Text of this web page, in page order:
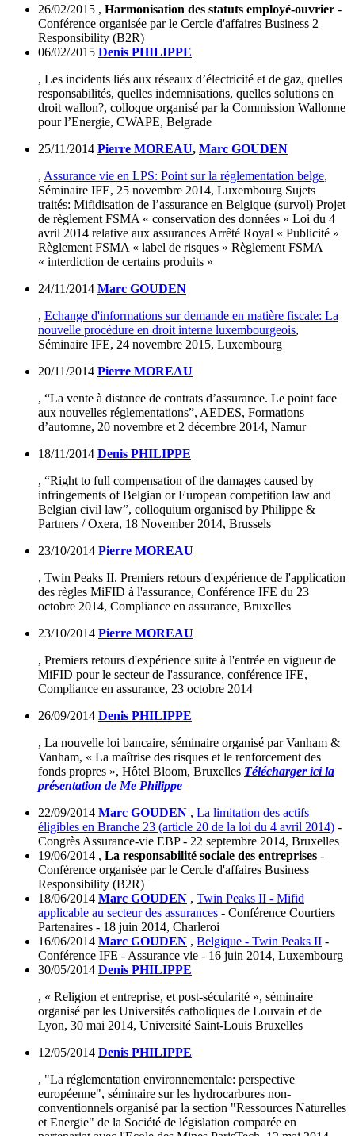
26/02/2015 , Harmonisation des statuts employé-ouvrier -
Conférence organisée par le Cercle d'affaires Business 2
Responsibility (B2R)
06/02/2015 Denis PHILIPPE
, Les incidents liés aux réseaux d’électricité et de gaz, quelles
responsabilités, quelles indemnisations, quelles solutions en
droit wallon?, colloque organisé par la Commission Wallonne
pour l’Energie, CWAPE, Belgrade
25/11/2014 Pierre MOREAU, Marc GOUDEN
, Assurance vie en LPS: Point sur la réglementation belge,
Séminaire IFE, 25 novembre 2014, Luxembourg Sujets
traités: Mifidisation de l’assurance en Belgique (survol) Projet
de règlement FSMA « conservation des données » Loi du 4
avril 2014 relative aux assurances Arrêté Royal « Publicité »
Règlement FSMA « label de risques » Règlement FSMA
« interdiction de certains produits »
24/11/2014 Marc GOUDEN
, Echange d'informations sur demande en matière fiscale: La
nouvelle procédure en droit interne luxembourgeois,
Séminaire IFE, 24 novembre 2015, Luxembourg
20/11/2014 Pierre MOREAU
, “La vente à distance de contrats d’assurance. Le point face
aux nouvelles réglementations”, AEDES, Formations
d’automne, 20 novembre et 2 décembre 2014, Namur
18/11/2014 Denis PHILIPPE
, “Right to full compensation of the damages caused by
infringements of Belgian or European competition law and
Belgian civil law”, colloquium organised by Philippe &
Partners / Oxera, 18 November 2014, Brussels
23/10/2014 Pierre MOREAU
, Twin Peaks II. Premiers retours d'expérience de l'application
des règles MiFID à l'assurance, Conférence IFE du 23
octobre 2014, Compliance en assurance, Bruxelles
23/10/2014 Pierre MOREAU
, Premiers retours d'expérience suite à l'entrée en vigueur de
MiFID pour le secteur de l'assurance, conférence IFE,
Compliance en assurance, 23 octobre 2014
26/09/2014 Denis PHILIPPE
, La nouvelle loi bancaire, séminaire organisé par Vanham &
Vanham, « La maîtrise des risques et le renforcement des
fonds propres », Hôtel Bloom, Bruxelles Télécharger ici la
présentation de Me Philippe
22/09/2014 Marc GOUDEN , La limitation des actifs
éligibles en Branche 23 (article 20 de la loi du 4 avril 2014) -
Congrès Assurance-vie EBP - 22 septembre 2014, Bruxelles
19/06/2014 , La responsabilité sociale des entreprises -
Conférence organisée par le Cercle d'affaires Business
Responsibility (B2R)
18/06/2014 Marc GOUDEN , Twin Peaks II - Mifid
applicable au secteur des assurances - Conférence Courtiers
Partenaires - 18 juin 2014, Charleroi
16/06/2014 Marc GOUDEN , Belgique - Twin Peaks II -
Conférence IFE - Assurance vie - 16 juin 2014, Luxembourg
30/05/2014 Denis PHILIPPE
, « Religion et entreprise, et post-sécularité », séminaire
organisé par les Universités catholiques de Louvain et de
Lyon, 30 mai 2014, Université Saint-Louis Bruxelles
12/05/2014 Denis PHILIPPE
, "La réglementation environnementale: perspective
européenne", séminaire sur les hydrocarbures non-
conventionnels organisé par la section "Ressources Naturelles
et Energie" de la Société de législation comparée en